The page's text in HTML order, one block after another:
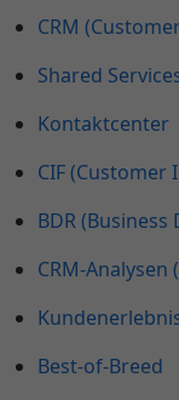
CRM
Shared
Kontaktcenter
CIF (Customer
BDR
CRM-
Best-of-Breed